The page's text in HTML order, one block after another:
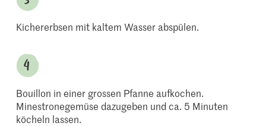
Kichererbsen mit kaltem Wasser abspülen.
Bouillon in einer grossen Pfanne aufkochen.
Minestronegemüse dazugeben und ca. 5 Minuten
köcheln lassen.